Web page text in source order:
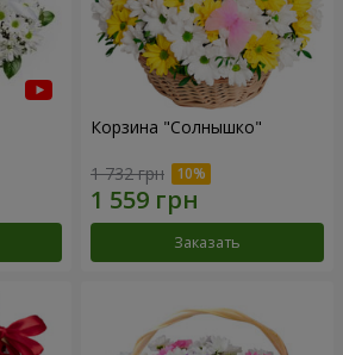
Корзина "Солнышко"
1 732 грн
Заказать